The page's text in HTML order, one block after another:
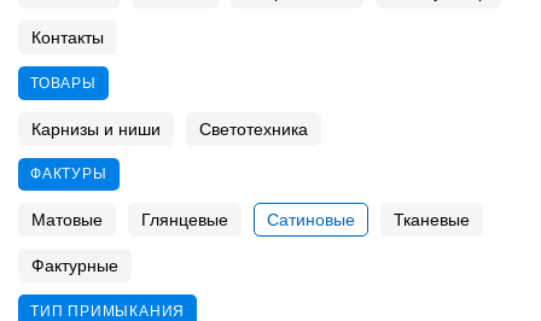
Контакты
ТОВАРЫ
Карнизы и ниши Светотехника
ФАКТУРЫ
Матовые Глянцевые Сатиновые Тканевые
Фактурные
ТИП ПРИМЫКАНИЯ